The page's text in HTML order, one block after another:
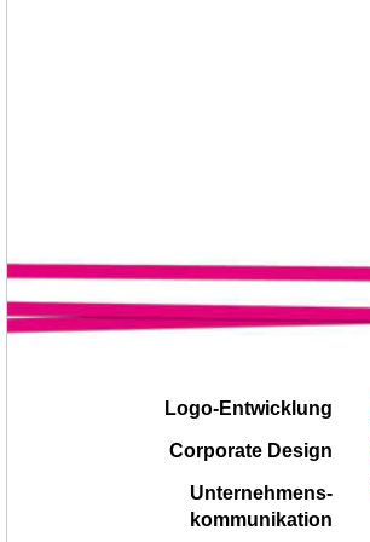
Navigation
Logo-Entwicklung
Corporate Design
Unternehmens-
kommunikation